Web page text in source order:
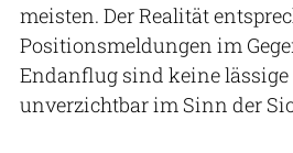
meisten. Der Realität
Positionsmeldungen im
Endanflug sind keine lässige
unverzichtbar im Sinn der